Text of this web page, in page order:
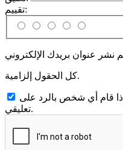
تقييم:
كل الحقول إلزامية.
إذا قام أي شخص بالرد على
تعليقي.